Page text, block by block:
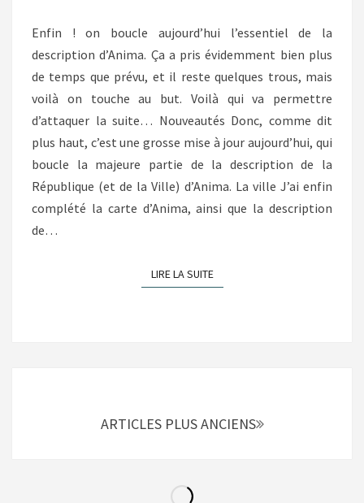
Enfin ! on boucle aujourd’hui l’essentiel de la
description d’Anima. Ça a pris évidemment bien plus
de temps que prévu, et il reste quelques trous, mais
voilà on touche au but. Voilà qui va permettre
d’attaquer la suite… Nouveautés Donc, comme dit
plus haut, c’est une grosse mise à jour aujourd’hui, qui
boucle la majeure partie de la description de la
République (et de la Ville) d’Anima. La ville J’ai enfin
complété la carte d’Anima, ainsi que la description
de…
LIRE LA SUITELIRE LA SUITE
ARTICLES PLUS ANCIENS